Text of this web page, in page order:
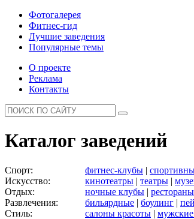
Фотогалерея
Фитнес-гид
Лучшие заведения
Популярные темы
О проекте
Реклама
Контакты
Каталог заведений
Спорт: фитнес-клубы |
Искусство:
кинотеатры | театры |
Отдых:
ночные клубы | рестораны
Развлечения:
бильярдные | боулинг |
Стиль:
салоны красоты |